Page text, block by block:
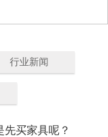
行业新闻
买家具呢？